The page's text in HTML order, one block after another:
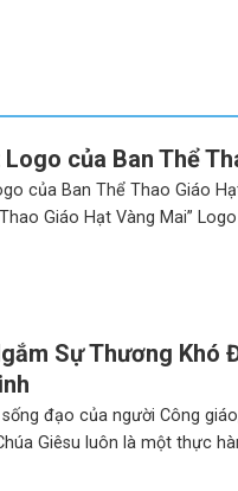
Logo của Ban Thể
của Ban Thể Thao Giáo
Giáo Hạt Vàng Mai”
Sự Thương Khó
đạo của người Công
Giêsu luôn là một thực